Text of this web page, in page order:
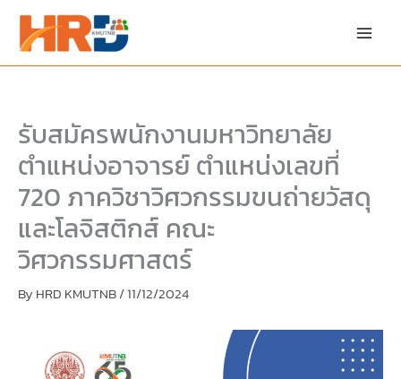
content
รับสมัครพนักงานมหาวิทยาลัย
ตำแหน่งอาจารย์ ตำแหน่งเลขที่
720 ภาควิชาวิศวกรรมขนถ่ายวัสดุ
และโลจิสติกส์ คณะ
วิศวกรรมศาสตร์
By HRD KMUTNB/11/12/2024
PDF